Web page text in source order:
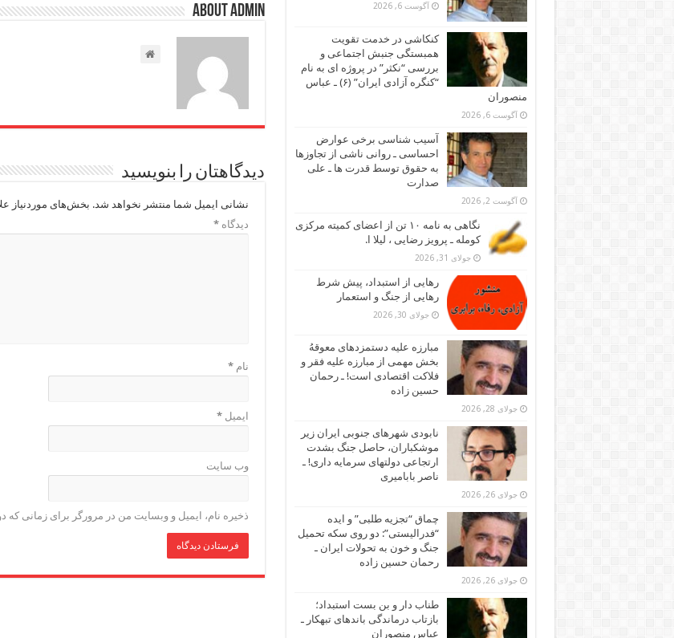
About admin
دیدگاهتان را بنویسید
نشانی ایمیل شما منتشر نخواهد شد. بخش‌های موردنیاز
دیدگاه*
نام*
ایمیل*
وب‌ سایت
ذخیره نام، ایمیل و وبسایت من در مرورگر برای زمانی که
آگوست 6, 2026
کنکاشی در خدمت تقویت
همبستگی جنبش اجتماعی و
بررسی “نکثر” در پروژه ای به نام
“کنگره آزادی ایران” (۶) ـ عباس
منصوران
آگوست 6, 2026
آسیب شناسی برخی عوارض
احساسی ـ روانی ناشی از تجاوزها
به حقوق توسط قدرت ها ـ علی
صدارت
آگوست 2, 2026
نگاهی به نامه ۱۰ تن از اعضای کمیته مرکزی
کومله ـ پرویز رضایی ، لیلا ا.
جولای 31, 2026
رهایی از استبداد، پیش شرط
رهایی از جنگ و استعمار
جولای 30, 2026
مبارزه علیه دستمزدهای معوقهُ
بخش مهمی از مبارزه علیه فقر و
فلاکت اقتصادی است! ـ رحمان
حسین زاده
جولای 28, 2026
نابودی شهرهای جنوبی ایران زیر
موشکباران، حاصل جنگ بشدت
ارتجاعی دولتهای سرمایه داری! ـ
ناصر بابامیری
جولای 26, 2026
چماق “تجزیه طلبی” و ایده
“فدرالیستی”: دو روی سکه تحمیل
جنگ و خون به تحولات ایران ـ
رحمان حسین زاده
جولای 26, 2026
طناب دار و بن بست استبداد؛
بازتاب درماندگی باندهای تبهکار ـ
عباس منصوران